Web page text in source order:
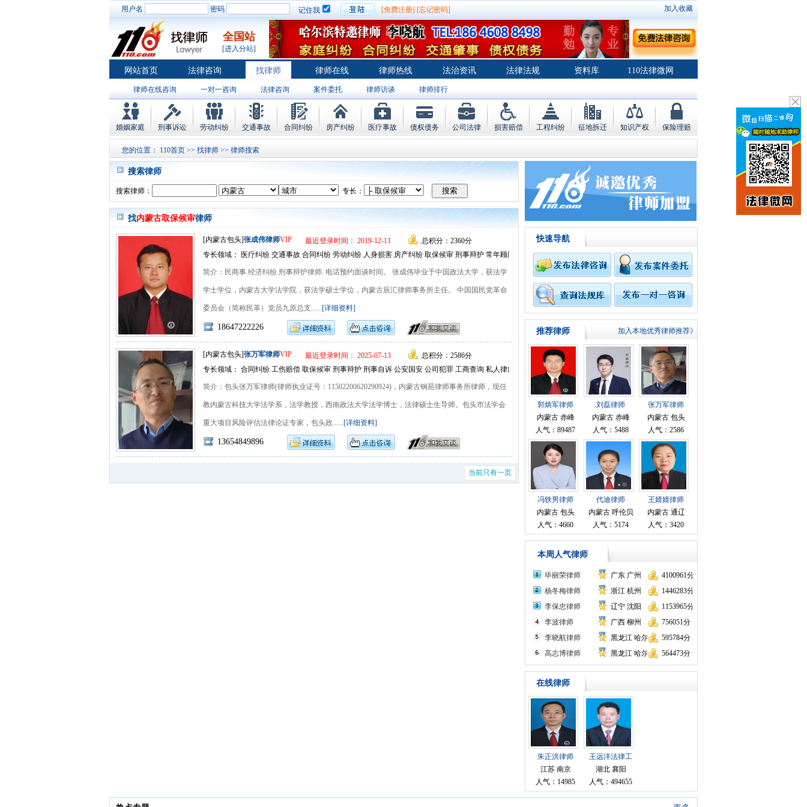
用户名 密码 记住我 [免费注册] [忘记密码] 加入收藏
全国站
[进入分站]
网站首页 法律咨询 找律师 律师在线 律师热线 法治资讯 法律法规 资料库 110法律微网
律师在线咨询 一对一咨询 法律咨询 案件委托 律师访谈 律师排行
婚姻家庭 刑事诉讼 劳动纠纷 交通事故 合同纠纷 房产纠纷 医疗事故 债权债务 公司法律 损害赔偿 工程纠纷 征地拆迁 知识产权 保险理赔
您的位置： 110首页 >> 找律师 >> 律师搜索
搜索律师
搜索律师： 专长：
找内蒙古取保候审律师
[内蒙古包头]张成伟律师VIP 最近登录时间： 2019-12-11
总积分：2360分
专长领域： 医疗纠纷 交通事故 合同纠纷 劳动纠纷 人身损害 房产纠纷 取保候审 刑事辩护 常年顾问 私人律师
简介：民商事.经济纠纷.刑事辩护律师. 电话预约面谈时间。 张成伟毕业于中国政法大学，获法学
学士学位，内蒙古大学法学院，获法学硕士学位，内蒙古辰汇律师事务所主任。 中国国民党革命
委员会（简称民革）党员九原总支......[详细资料]
18647222226
[内蒙古包头]张万军律师VIP 最近登录时间： 2025-07-13
总积分：2586分
专长领域： 合同纠纷 工伤赔偿 取保候审 刑事辩护 刑事自诉 公安国安 公司犯罪 工商查询 私人律师
简介：包头张万军律师(律师执业证号：11502200620290924)，内蒙古钢苑律师事务所律师，现任
教内蒙古科技大学法学系，法学教授，西南政法大学法学博士，法律硕士生导师。包头市法学会
重大项目风险评估法律论证专家，包头政......[详细资料]
13654849896
当前只有一页
快速导航
推荐律师 加入本地优秀律师推荐》
郭炳军律师
内蒙古 赤峰
人气：89487
刘磊律师
内蒙古 赤峰
人气：5488
张万军律师
内蒙古 包头
人气：2586
冯轶男律师
内蒙古 包头
人气：4660
代迪律师
内蒙古 呼伦贝
尔
人气：5174
王婧婧律师
内蒙古 通辽
人气：3420
本周人气律师
毕丽荣律师 广东 广州
4100961分
杨冬梅律师
浙江 杭州
1446283分
李保忠律师
辽宁 沈阳
1153965分
李波律师
广西 柳州
756051分
李晓航律师
黑龙江 哈尔滨
595784分
高志博律师
黑龙江 哈尔滨 564473分
在线律师
朱正洪律师
江苏 南京
人气：14985
王远洋法律工
作者律师
湖北 襄阳
人气：494655